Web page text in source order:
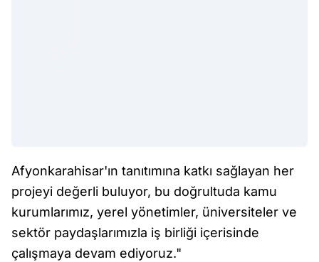
Afyonkarahisar'ın tanıtımına katkı sağlayan her
projeyi değerli buluyor, bu doğrultuda kamu
kurumlarımız, yerel yönetimler, üniversiteler ve
sektör paydaşlarımızla iş birliği içerisinde
çalışmaya devam ediyoruz."